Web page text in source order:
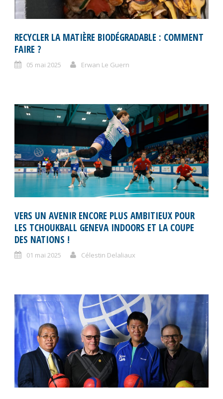
RECYCLER LA MATIÈRE BIODÉGRADABLE : COMMENT
FAIRE ?
05 mai 2025 Erwan Le Guern
VERS UN AVENIR ENCORE PLUS AMBITIEUX POUR
LES TCHOUKBALL GENEVA INDOORS ET LA COUPE
DES NATIONS !
01 mai 2025 Célestin Delaliaux